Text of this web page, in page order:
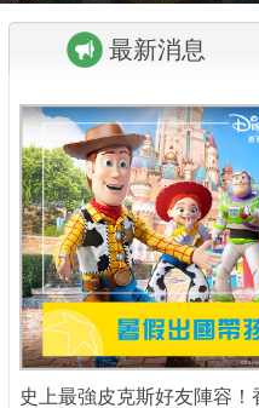
商家合作
推薦景點
討論區
聯絡我們
APP下載
最新消息
史上最強皮克斯好友陣容